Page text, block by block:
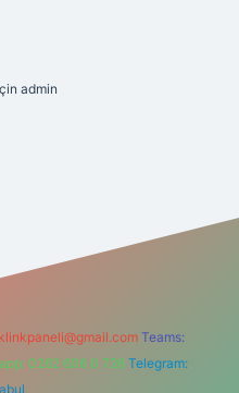
admin
Teams:
0262 606 0 726 Telegram: